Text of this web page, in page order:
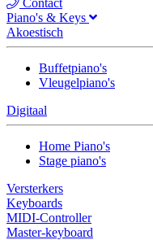
Contact
Piano's & Keys
Akoestisch
Buffetpiano's
Vleugelpiano's
Digitaal
Home Piano's
Stage piano's
Versterkers
Keyboards
MIDI-Controller
Master-keyboard